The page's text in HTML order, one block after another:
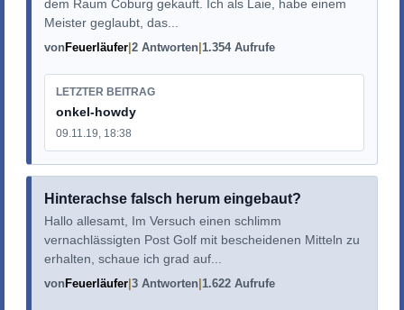
dem Raum Coburg gekauft. Ich als Laie, habe einem
Meister geglaubt, das...
vonFeuerläufer 2 Antworten 1.354 Aufrufe
LETZTER BEITRAG
onkel-howdy
09.11.19, 18:38
Hinterachse falsch herum eingebaut?
Hallo allesamt, Im Versuch einen schlimm
vernachlässigten Post Golf mit bescheidenen Mitteln zu
erhalten, schaue ich grad auf...
von Feuerläufer 3 Antworten 1.622 Aufrufe